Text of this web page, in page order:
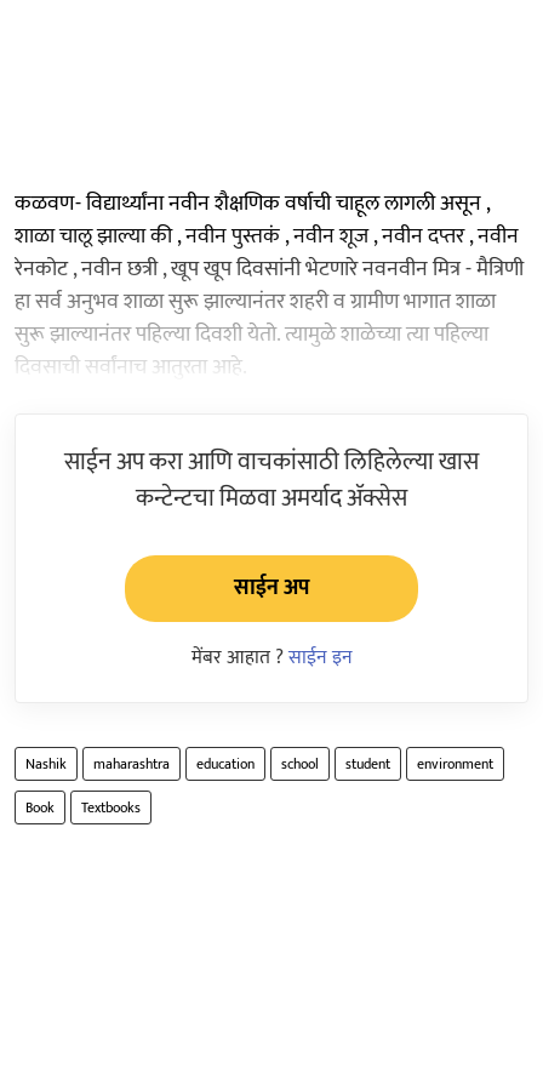
कळवण- विद्यार्थ्यांना नवीन शैक्षणिक वर्षाची चाहूल लागली असून ,
शाळा चालू झाल्या की , नवीन पुस्तकं , नवीन शूज , नवीन दप्तर , नवीन
रेनकोट , नवीन छत्री , खूप खूप दिवसांनी भेटणारे नवनवीन मित्र - मैत्रिणी
हा सर्व अनुभव शाळा सुरू झाल्यानंतर शहरी व ग्रामीण भागात शाळा
सुरू झाल्यानंतर पहिल्या दिवशी येतो. त्यामुळे शाळेच्या त्या पहिल्या
दिवसाची सर्वांनाच आतुरता आहे.
साईन अप करा आणि वाचकांसाठी लिहिलेल्या खास
कन्टेन्टचा मिळवा अमर्याद ॲक्सेस
साईन अप
मेंबर आहात ?साईन इन
Nashik maharashtra education school student
environment
Book
Textbooks